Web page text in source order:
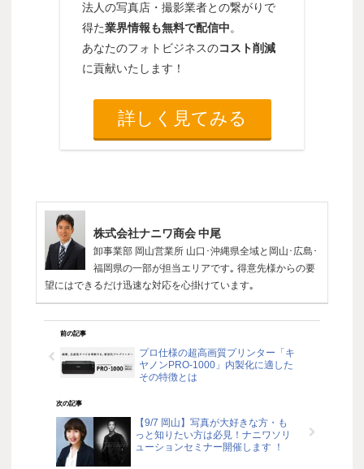
法人の写真店・撮影業者との繋がりで
得た業界情報も無料で配信中。
あなたのフォトビジネスのコスト削減
に貢献いたします！
詳しく見てみる
株式会社ナニワ商会 中尾
卸事業部 岡山営業所 山口･沖縄県全域と岡山･広島･
福岡県の一部が担当エリアです｡ 得意先様からの要
望にはできるだけ迅速な対応を心掛けています｡
前の記事
プロ仕様の超高画質プリンター「キ
ヤノンPRO-1000」内製化に適した
その特徴とは
次の記事
【9/7 岡山】写真が大好きな方・も
っと知りたい方は必見！ナニワソリ
ューションセミナー開催します ！